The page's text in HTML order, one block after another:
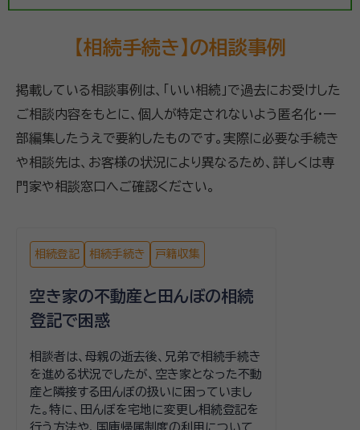
【相続手続き】の相談事例
掲載している相談事例は、「いい相続」で過去にお受けした
ご相談内容をもとに、個人が特定されないよう匿名化・一
部編集したうえで要約したものです。実際に必要な手続き
や相談先は、お客様の状況により異なるため、詳しくは専
門家や相談窓口へご確認ください。
相続登記 相続手続き 戸籍収集
空き家の不動産と田んぼの相続
登記で困惑
相談者は、母親の逝去後、兄弟で相続手続き
を進める状況でしたが、空き家となった不動
産と隣接する田んぼの扱いに困っていまし
た。特に、田んぼを宅地に変更し相続登記を
行う方法や、国庫帰属制度の利用について